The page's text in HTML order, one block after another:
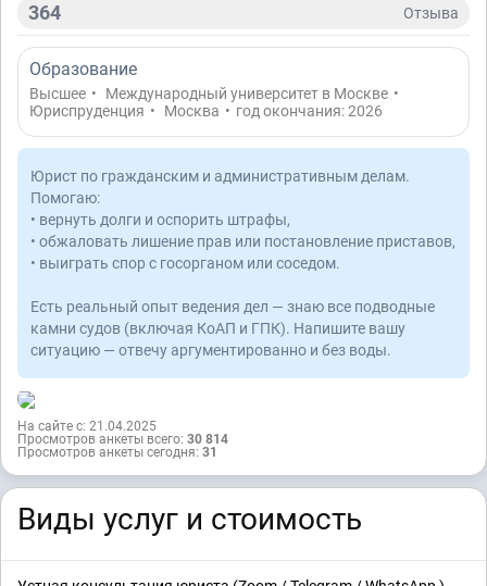
364 Отзывa
Образование
Высшее • Международный университет в Москве •
Юриспруденция • Москва • год окончания: 2026
Юрист по гражданским и административным делам.
Помогаю:
• вернуть долги и оспорить штрафы,
• обжаловать лишение прав или постановление приставов,
• выиграть спор с госорганом или соседом.
Есть реальный опыт ведения дел — знаю все подводные
камни судов (включая КоАП и ГПК). Напишите вашу
ситуацию — отвечу аргументированно и без воды.
На сайте с: 21.04.2025
Просмотров анкеты всего: 30 814
Просмотров анкеты сегодня: 31
Виды услуг и стоимость